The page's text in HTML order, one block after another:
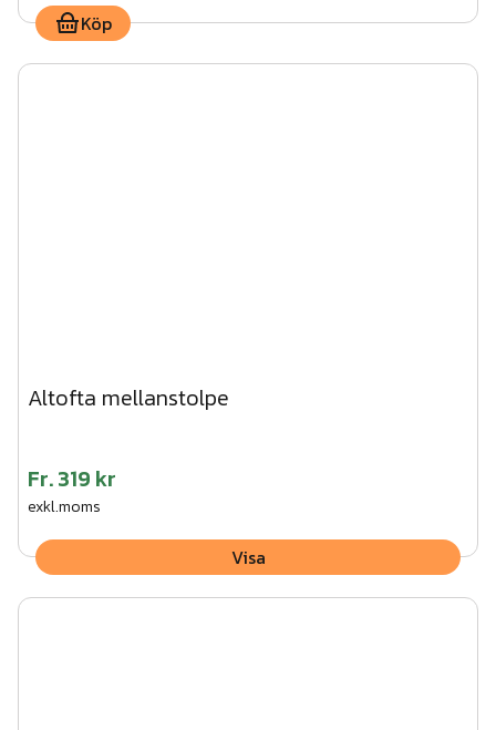
Köp
Altofta mellanstolpe
Fr.319 kr
exkl.moms
Visa